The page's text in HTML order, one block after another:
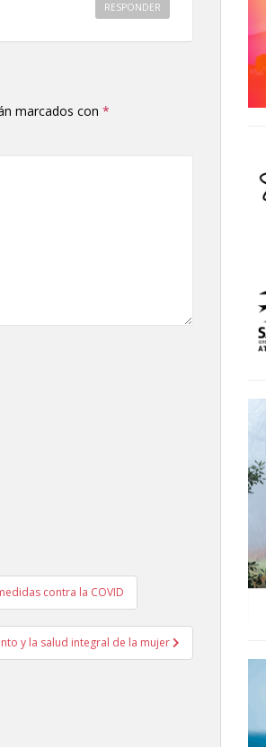
RESPONDER
marcados con *
contra la COVID
y la salud integral de la mujer